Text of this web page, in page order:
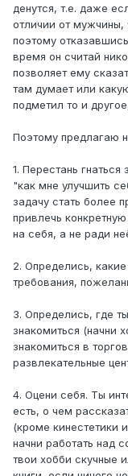
денутся, т.е. даже
отличии от мужчины,
поэтому
время он считай
позволяет ему
там думает или
подметил то и
Поэтому предлагаю
1. Перестань
"как мне улучшить
задачу стать более
привлечь
на себя, а не ради
2. Определись,
требования,
3. Определись, где
знакомиться (начни
знакомиться в
развлекательные
4. Оцени себя. Ты
есть, о чем
(кроме кинестетики
начни работать над
твои хобби скучные